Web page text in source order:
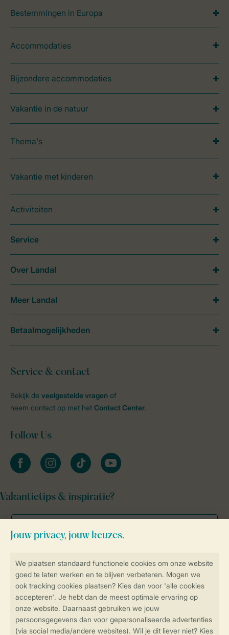
Veilig en snel online boeken
Veilige gegevensoverdracht
Veilige betaling
Bestemmingen in Europa
Accommodaties
Bijzondere accommodaties
Vakantie in de natuur
Thema's
Vakantie met kinderen
Activiteiten
Service & contact
Bekijk de veelgestelde vragen of
neem contact op met het Contact Center.
Follow Us
facebookinstagramtiktok youtube
Vakantietips & inspiratie?
Service
Over Landal
Meer Landal
Betaalmogelijkheden